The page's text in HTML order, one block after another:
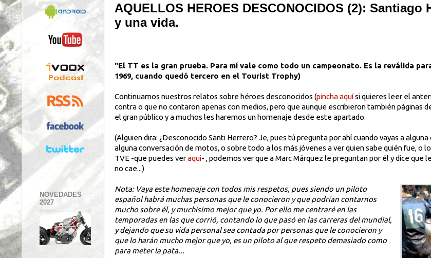
AQUELLOS HEROES DESCONOCIDOS (2): Santiago
y una vida.
"El TT es la gran prueba. Para mí vale como todo un campeonato. Es la reválida
1969, cuando quedó tercero en el Tourist Trophy)
Continuamos nuestros relatos sobre héroes desconocidos (pincha aquísi quieres leer el
contra o que no contaron apenas con medios, pero que aunque escribieron también páginas
el gran público y a muchos les haremos un homenaje desde este apartado.
(Alguien dira: ¿Desconocido Santi Herrero? Je, pues tú pregunta por ahí cuando vayas a
alguna conversación de motos, o sobre todo a los más jóvenes a ver quien sabe quién fue, o
TVE -que puedes veraqui- , podemos ver que a Marc Márquez le preguntan por él y dice que
no cae...)
Nota: Vaya este homenaje con todos mis respetos, pues siendo un piloto
español habrá muchas personas que le conocieron y que podrían contarnos
mucho sobre él, y muchísimo mejor que yo. Por ello me centraré en las
temporadas en las que corrió, contando lo que pasó en las carreras del mundial,
y dejando que su vida personal sea contada por personas que le conocieron y
que lo harán mucho mejor que yo, es un piloto al que respeto demasiado como
para meter la pata...
NOVEDADES
2027